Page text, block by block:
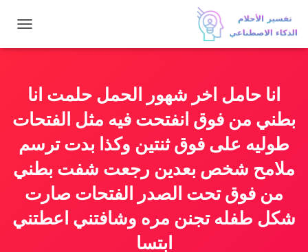
ب
ت
ق
انا حامل اخر شهور الحمل حلمت انا
بطني من فوق انفتحت فيه مثل الفتحات
طوليه على فوق ثنتين وكذا بدت ترسم
ملامح شخص بعدين رجعت شفت بطني
من فوق تحت الصدر الفتحات صارت
شكل طفله تجنن مره وشافتني اعطتني
ابتسا